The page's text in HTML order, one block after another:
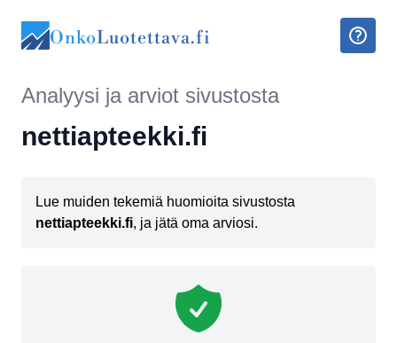
OnkoLuotettava.fi
Analyysi ja arviot sivustosta
nettiapteekki.fi
Lue muiden tekemiä huomioita sivustosta
nettiapteekki.fi, ja jätä oma arviosi.